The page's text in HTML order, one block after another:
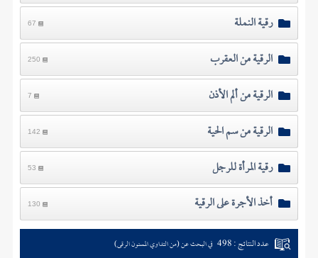
رقية النملة 67
الرقية من العقرب 250
الرقية من ألم الأذن 7
الرقية من سم الحية 142
رقية المرأة للرجل 53
أخذ الأجرة على الرقية 130
عدد النتائج : 498 في البحث عن (من التداوي المسنون الرقى)